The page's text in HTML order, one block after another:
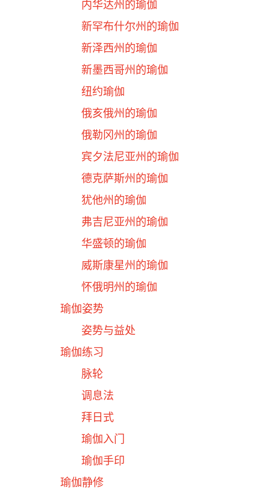
内华达州的瑜伽
新罕布什尔州的瑜伽
新泽西州的瑜伽
新墨西哥州的瑜伽
纽约瑜伽
俄亥俄州的瑜伽
俄勒冈州的瑜伽
宾夕法尼亚州的瑜伽
德克萨斯州的瑜伽
犹他州的瑜伽
弗吉尼亚州的瑜伽
华盛顿的瑜伽
威斯康星州的瑜伽
怀俄明州的瑜伽
瑜伽姿势
姿势与益处
瑜伽练习
脉轮
调息法
拜日式
瑜伽入门
瑜伽手印
瑜伽静修